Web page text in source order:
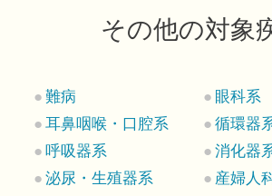
その他の対象
難病
眼科系
耳鼻咽喉・口腔系
循環器
呼吸器系
消化器
泌尿・生殖器系
産婦人